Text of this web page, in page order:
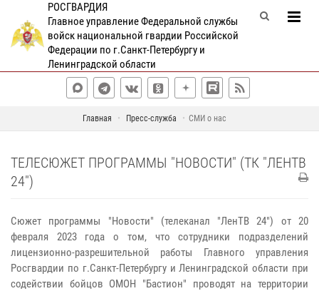
РОСГВАРДИЯ
Главное управление Федеральной службы
войск национальной гвардии Российской
Федерации по г.Санкт-Петербургу и
Ленинградской области
Главная Пресс-служба СМИ о нас
ТЕЛЕСЮЖЕТ ПРОГРАММЫ "НОВОСТИ" (ТК "ЛЕНТВ
24")
Сюжет программы "Новости" (телеканал "ЛенТВ 24") от 20
февраля 2023 года о том, что сотрудники подразделений
лицензионно-разрешительной работы Главного управления
Росгвардии по г.Санкт-Петербургу и Ленинградской области при
содействии бойцов ОМОН "Бастион" проводят на территории